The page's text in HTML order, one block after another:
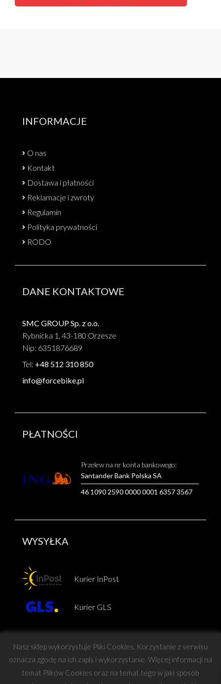
INFORMACJE
O nas
Kontakt
Dostawa i płatności
Reklamacje i zwroty
Regulamin
Polityka prywatności
RODO
DANE KONTAKTOWE
SMC GROUP Sp. z o.o.
Rybnicka 1, 43-180 Orzesze
Nip: 6351876689
Tel: +48 512 310 850
info@forcebike.pl
PŁATNOŚCI
Przelew na nr konta bankowego:
Santander Bank Polska SA
46 1090 2590 0000 0001 6357 3567
WYSYŁKA
Kurier InPost
Kurier GLS
Copyright © Force
Nasz sklep wykorzystuje Pliki Cookies. Korzystanie z serwisu
oznacza zgodę na ich zapis i wykorzystanie. Więcej informacji na
temat Plików Cookies oraz na temat tego w jaki sposób